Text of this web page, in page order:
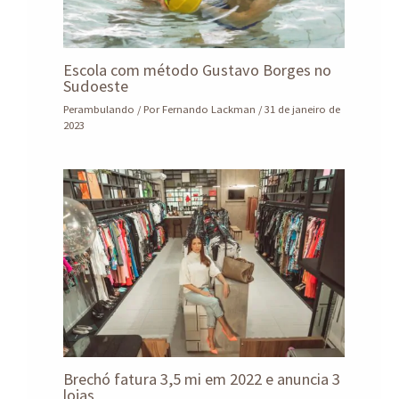
Escola com método Gustavo Borges no
Sudoeste
Perambulando / PorFernando Lackman /31 de janeiro de
2023
Brechó fatura 3,5 mi em 2022 e anuncia 3